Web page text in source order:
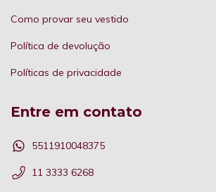
Como provar seu vestido
Política de devolução
Políticas de privacidade
Entre em contato
5511910048375
11 3333 6268